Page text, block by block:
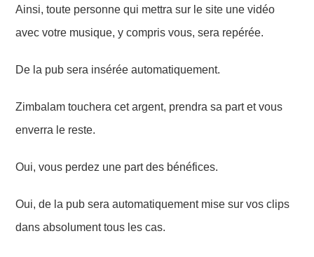
Ainsi, toute personne qui mettra sur le site une vidéo
avec votre musique, y compris vous, sera repérée.
De la pub sera insérée automatiquement.
Zimbalam touchera cet argent, prendra sa part et vous
enverra le reste.
Oui, vous perdez une part des bénéfices.
Oui, de la pub sera automatiquement mise sur vos clips
dans absolument tous les cas.